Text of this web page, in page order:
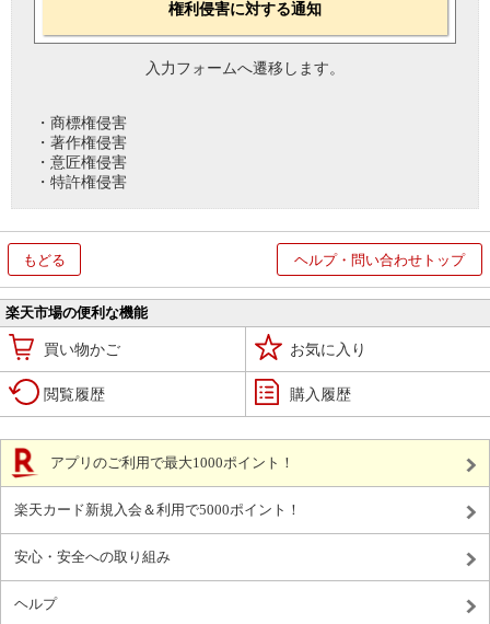
権利侵害に対する通知
入力フォームへ遷移します。
・商標権侵害
・著作権侵害
・意匠権侵害
・特許権侵害
もどる ヘルプ・問い合わせトップ
楽天市場の便利な機能
買い物かご お気に入り
閲覧履歴 購入履歴
アプリのご利用で最大1000ポイント！
楽天カード新規入会＆利用で5000ポイント！
安心・安全への取り組み
ヘルプ